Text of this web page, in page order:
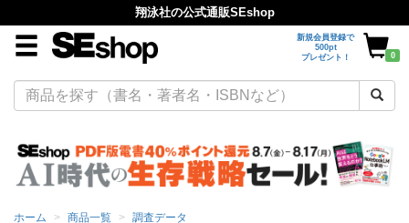
翔泳社の公式通販SEshop
新規会員登録で
500pt
プレゼント！
0
ホーム 商品一覧 調査データ